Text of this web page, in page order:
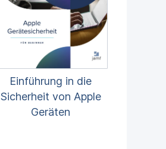
Einführung in die
Sicherheit von Apple
Geräten